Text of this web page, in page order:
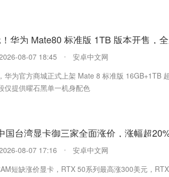
08-07 18:45
安卓中文网
华为官方商城正式上架 Mate 8 标准版 16GB+1TB
仅提供曜石黑单一机身配色
国台湾显卡御三家全面涨价，涨幅超
08-07 17:16
安卓中文网
短缺涨价显卡，RTX 50系列最高涨300美元，